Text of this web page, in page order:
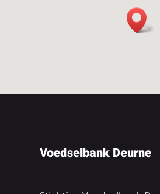
Voedselbank Deurne